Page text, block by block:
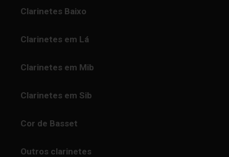
Clarinetes Baixo
Clarinetes em Lá
Clarinetes em Mib
Clarinetes em Sib
Cor de Basset
Outros clarinetes